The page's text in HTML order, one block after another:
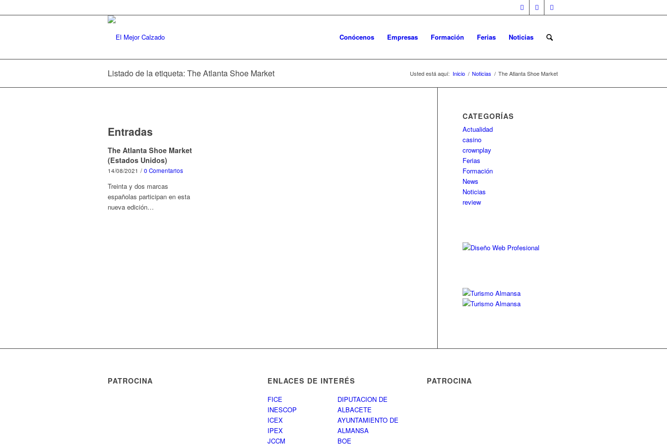
Conócenos Empresas Formación Ferias Noticias
Listado de la etiqueta: The Atlanta Shoe Market Usted está aquí: Inicio / Noticias / The Atlanta Shoe Market
Entradas
The Atlanta Shoe Market
(Estados Unidos)
14/08/2021 / 0 Comentarios
Treinta y dos marcas
españolas participan en esta
nueva edición…
CATEGORÍAS
Actualidad
casino
crownplay
Ferias
Formación
News
Noticias
review
PATROCINA ENLACES DE INTERÉS
FICE
INESCOP
ICEX
IPEX
JCCM
DIPUTACION DE
ALBACETE
AYUNTAMIENTO DE
ALMANSA
BOE
PATROCINA